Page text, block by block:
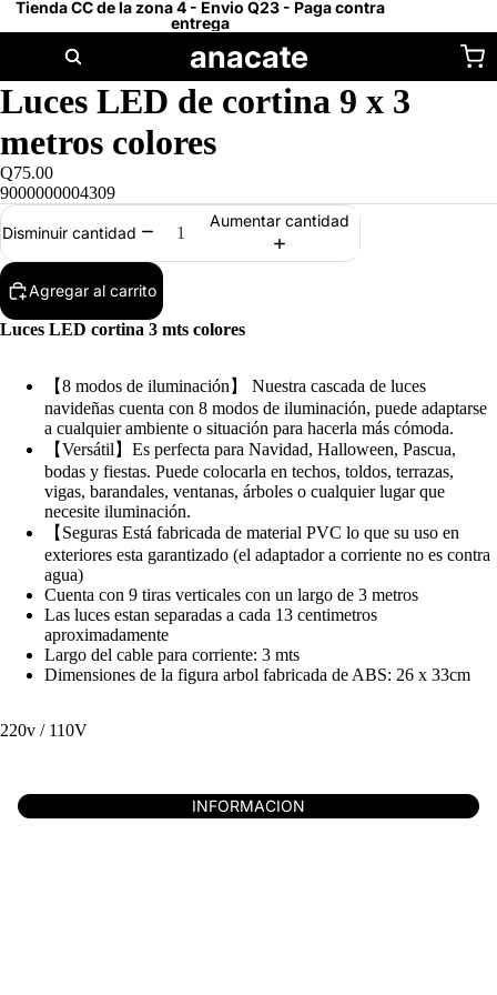
Tienda CC de la zona 4 - Envio Q23 - Paga contra
entrega
anacate
Luces LED de cortina 9 x 3
metros colores
Q75.00
9000000004309
Disminuir cantidad
Aumentar cantidad
Agregar al carrito
Luces LED cortina 3 mts colores
【8 modos de iluminación】 Nuestra cascada de luces
navideñas cuenta con 8 modos de iluminación, puede adaptarse
a cualquier ambiente o situación para hacerla más cómoda.
【Versátil】Es perfecta para Navidad, Halloween, Pascua,
bodas y fiestas. Puede colocarla en techos, toldos, terrazas,
vigas, barandales, ventanas, árboles o cualquier lugar que
necesite iluminación.
【Seguras Está fabricada de material PVC lo que su uso en
exteriores esta garantizado (el adaptador a corriente no es contra
agua)
Cuenta con 9 tiras verticales con un largo de 3 metros
Las luces estan separadas a cada 13 centimetros
aproximadamente
Largo del cable para corriente: 3 mts
Dimensiones de la figura arbol fabricada de ABS: 26 x 33cm
220v / 110V
INFORMACION